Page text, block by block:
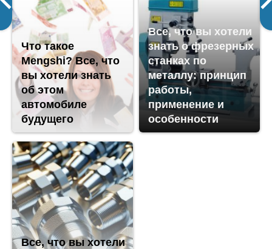
Что такое
Mengshi? Все, что
вы хотели знать
об этом
автомобиле
будущего
Все, что вы хотели
знать о фрезерных
станках по
металлу: принцип
работы,
применение и
особенности
Все, что вы хотели